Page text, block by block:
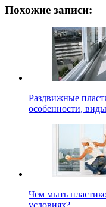
Похожие записи:
Раздвижные
особенности,
Чем мыть